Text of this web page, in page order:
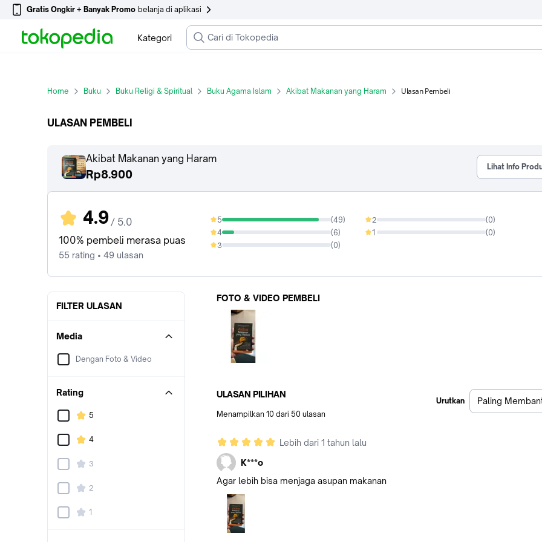
Gratis Ongkir + Banyak Promo belanja di aplikasi
Kategori
Home Buku Buku Religi & Spiritual Buku Agama Islam Akibat Makanan yang Haram Ulasan Pembeli
ULASAN PEMBELI
Akibat Makanan yang Haram
Rp8.900
Lihat Info
4.9/ 5.0
100% pembeli merasa puas
55 rating • 49 ulasan
5 (49)
89.09%
4 (6)
10.91%
3 (0)
0%
2 (0)
0%
1 (0)
0%
FILTER ULASAN
Media
Dengan Foto & Video
Rating
5
4
3
2
1
FOTO & VIDEO PEMBELI
ULASAN PILIHAN
Menampilkan 10 dari 50 ulasan
Urutkan Paling
Lebih dari 1 tahun lalu
K***o
Agar lebih bisa menjaga asupan makanan